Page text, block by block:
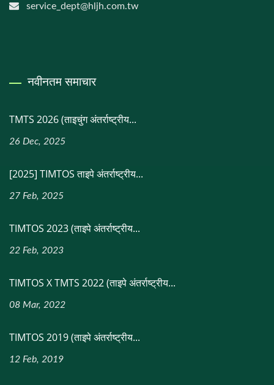
service_dept@hljh.com.tw
नवीनतम समाचार
TMTS 2026 (ताइचुंग अंतर्राष्ट्रीय...
26 Dec, 2025
[2025] TIMTOS ताइपे अंतर्राष्ट्रीय...
27 Feb, 2025
TIMTOS 2023 (ताइपे अंतर्राष्ट्रीय...
22 Feb, 2023
TIMTOS X TMTS 2022 (ताइपे अंतर्राष्ट्रीय...
08 Mar, 2022
TIMTOS 2019 (ताइपे अंतर्राष्ट्रीय...
12 Feb, 2019